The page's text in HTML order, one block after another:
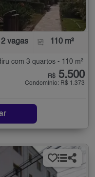
2 vagas 110 m²
com 3 quartos - 110 m²
R$ 5.500
Condomínio: R$ 1.373